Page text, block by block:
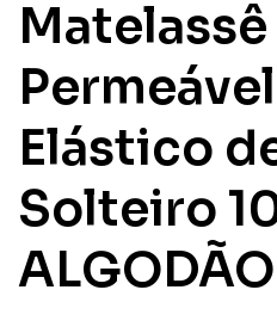
Matelassê
Elástico
Solteiro
ALGODÃO